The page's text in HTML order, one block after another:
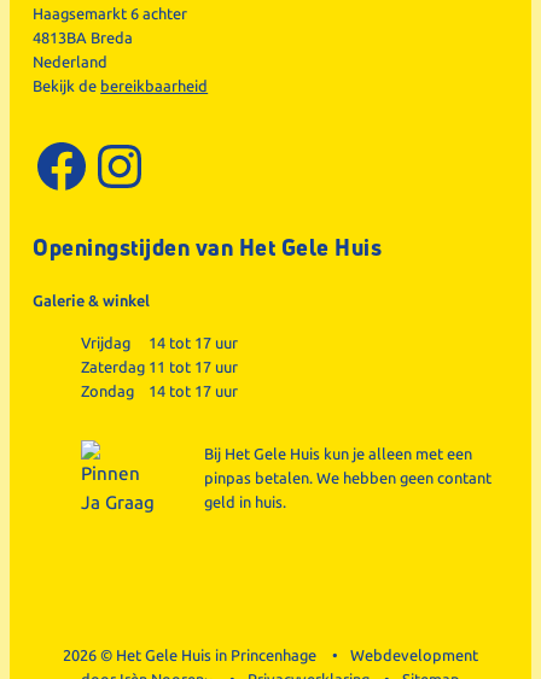
Haagsemarkt 6 achter
4813BA Breda
Nederland
Bekijk de bereikbaarheid
Facebook
Instagram
Openingstijden van Het Gele Huis
Galerie & winkel
Vrijdag
14 tot 17 uur
Zaterdag 11 tot 17 uur
Zondag
14 tot 17 uur
Bij Het Gele Huis kun je alleen met een
pinpas betalen. We hebben geen contant
geld in huis.
2026 © Het Gele Huis in Princenhage
Webdevelopment